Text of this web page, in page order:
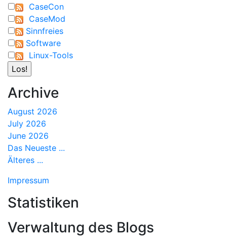
CaseCon
CaseMod
Sinnfreies
Software
Linux-Tools
Archive
August 2026
July 2026
June 2026
Das Neueste ...
Älteres ...
Impressum
Statistiken
Verwaltung des Blogs